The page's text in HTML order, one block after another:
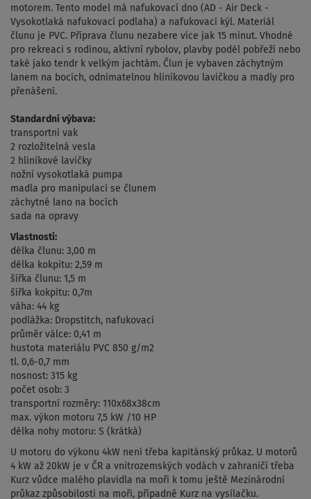
motorem. Tento model má nafukovací dno (AD - Air Deck -
Vysokotlaká nafukovací podlaha) a nafukovací kýl. Materiál
člunu je PVC. Příprava člunu nezabere více jak 15 minut. Vhodné
pro rekreaci s rodinou, aktivní rybolov, plavby podél pobřeží nebo
také jako tendr k velkým jachtám. Člun je vybaven záchytným
lanem na bocích, odnímatelnou hliníkovou lavičkou a madly pro
přenášení.
Standardní výbava:
transportní vak
2 rozložitelná vesla
2 hliníkové lavičky
nožní vysokotlaká pumpa
madla pro manipulaci se člunem
záchytné lano na bocích
sada na opravy
Vlastnosti:
délka člunu: 3,00 m
délka kokpitu: 2,59 m
šířka člunu: 1,5 m
šířka kokpitu: 0,7m
váha: 44 kg
podlážka: Dropstitch, nafukovací
průměr válce: 0,41 m
hustota materiálu PVC 850 g/m2
tl. 0,6-0,7 mm
nosnost: 315 kg
počet osob: 3
transportní rozměry: 110x68x38cm
max. výkon motoru 7,5 kW /10 HP
délka nohy motoru: S (krátká)
U motoru do výkonu 4kW není třeba kapitánský průkaz. U motorů
4 kW až 20kW je v ČR a vnitrozemských vodách v zahraničí třeba
Kurz vůdce malého plavidla na moři k tomu ještě Mezinárodní
průkaz způsobilosti na moři, případně Kurz na vysílačku.